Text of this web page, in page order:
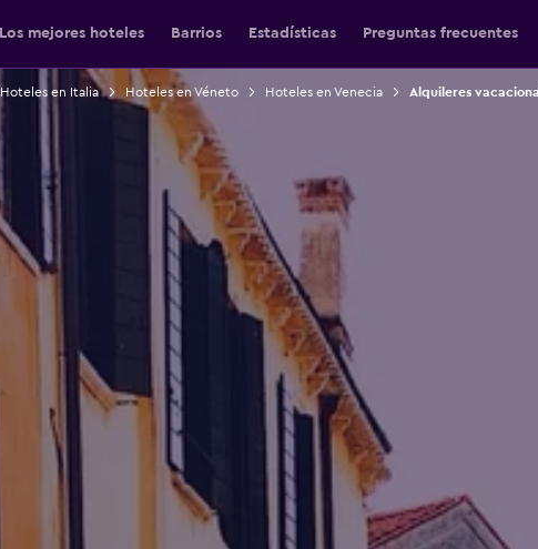
Los mejores hoteles Barrios Estadísticas Preguntas frecuentes
Hoteles en Italia Hoteles en Véneto Hoteles en Venecia Alquileres